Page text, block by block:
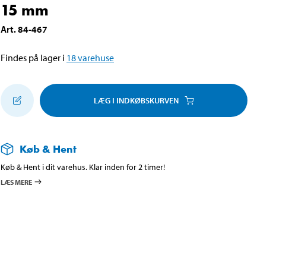
15 mm
Art.84-467
Findes på lager i 18varehuse
LÆG I INDKØBSKURVEN
Køb & Hent
Køb & Hent i dit varehus. Klar inden for 2 timer!
LÆS MERE